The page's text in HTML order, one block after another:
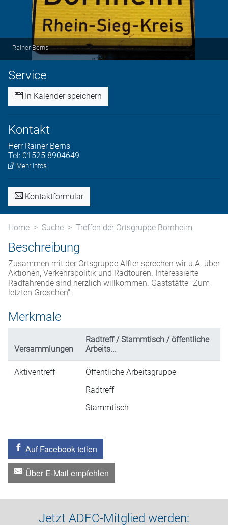
Rainer Berns
Service
In Kalender speichern
Kontakt
Herr Rainer Berns
Tel: 01525 8904649
Mehr Infos
Kontaktformular
Home Suche Treffen der Ortsgruppe Bornheim
Beschreibung
Zusammen mit der Ortsgruppe Alfter sprechen wir u.A. über
Aktionen, Verkehrspolitik und Radtouren. Interessierte
Radfahrende sind herzlich willkommen. Gaststätte "Zum
letzten Groschen".
Merkmale
Versammlungen
Radtreff / Stammtisch / öffentliche
Arbeits...
Aktiventreff
Öffentliche Arbeitsgruppe
Radtreff
Stammtisch
Auf Facebook teilen
Über E-Mail empfehlen
Jetzt ADFC-Mitglied werden: